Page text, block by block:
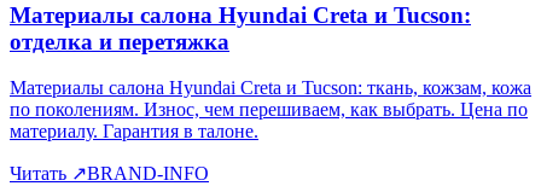
Материалы салона Hyundai Creta и Tucson:
отделка и перетяжка
Материалы салона Hyundai Creta и Tucson: ткань, кожзам, кожа
по поколениям. Износ, чем перешиваем, как выбрать. Цена по
материалу. Гарантия в талоне.
Читать ↗BRAND-INFO